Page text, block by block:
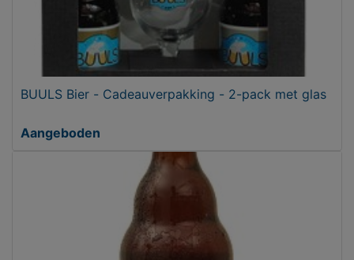
BUULS Bier - Cadeauverpakking - 2-pack met glas
Aangeboden